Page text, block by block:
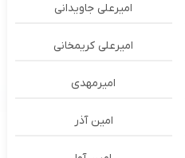
امیرعلی جاویدانی
امیرعلی کریمخانی
امیرمهدی
امین آذر